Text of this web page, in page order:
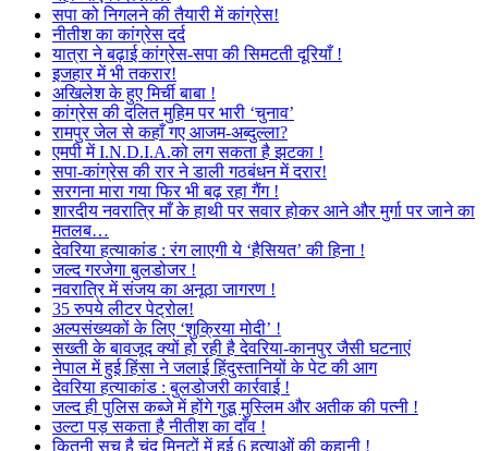
सपा को निगलने की तैयारी में कांग्रेस!
नीतीश का कांग्रेस दर्द
यात्रा ने बढ़ाई कांग्रेस-सपा की सिमटती दूरियाँ !
इजहार में भी तकरार!
अखिलेश के हुए मिर्ची बाबा !
कांग्रेस की दलित मुहिम पर भारी ‘चुनाव’
रामपुर जेल से कहाँ गए आजम-अब्दुल्ला?
एमपी में I.N.D.I.A.को लग सकता है झटका !
सपा-कांग्रेस की रार ने डाली गठबंधन में दरार!
सरगना मारा गया फिर भी बढ़ रहा गैंग !
शारदीय नवरात्रि माँ के हाथी पर सवार होकर आने और मुर्गा पर जाने का
मतलब…
देवरिया हत्याकांड : रंग लाएगी ये ‘हैसियत’ की हिना !
जल्द गरजेगा बुलडोजर !
नवरात्रि में संजय का अनूठा जागरण !
35 रुपये लीटर पेट्रोल!
अल्पसंख्यकों के लिए ‘शुक्रिया मोदी’ !
सख्ती के बावजूद क्यों हो रही है देवरिया-कानपुर जैसी घटनाएं
नेपाल में हुई हिंसा ने जलाई हिंदुस्तानियों के पेट की आग
देवरिया हत्याकांड : बुलडोजरी कार्रवाई !
जल्द ही पुलिस कब्जे में होंगे गुडू मुस्लिम और अतीक की पत्नी !
उल्टा पड़ सकता है नीतीश का दाँव !
कितनी सच है चंद मिनटों में हुई 6 हत्याओं की कहानी !